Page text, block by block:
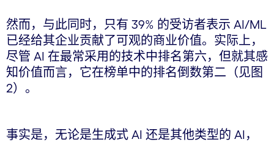
然而，与此同时，只有 39% 的受访者表示 AI/ML
已经给其企业贡献了可观的商业价值。实际上，
尽管 AI 在最常采用的技术中排名第六，但就其感
知价值而言，它在榜单中的排名倒数第二（见图
2）。
事实是，无论是生成式 AI 还是其他类型的 AI，